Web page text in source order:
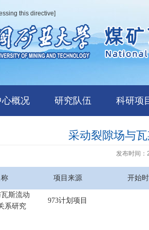
this directive]
心概况 研究队伍 科研项
采动裂隙场与
发布时间
项目来源 开始
斯流动
系研究
973计划项目